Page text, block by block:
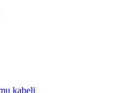
kabeļi